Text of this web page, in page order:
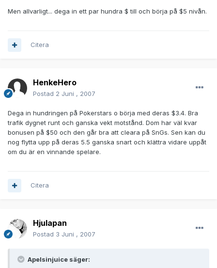
Men allvarligt... dega in ett par hundra $ till och börja på $5 nivån.
Citera
HenkeHero
Postad 2 Juni , 2007
Dega in hundringen på Pokerstars o börja med deras $3.4. Bra
trafik dygnet runt och ganska vekt motstånd. Dom har väl kvar
bonusen på $50 och den går bra att cleara på SnGs. Sen kan du
nog flytta upp på deras 5.5 ganska snart och klättra vidare uppåt
om du är en vinnande spelare.
Citera
Hjulapan
Postad 3 Juni , 2007
Apelsinjuice säger: